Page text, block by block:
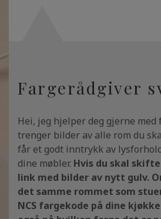
Fargerådgiver
Hei, jeg hjelper deg gjerne med
trenger bilder av alle rom du
får et godt inntrykk av
dine møbler. Hvis du skal
link med bilder av nytt gulv.
det samme rommet som
NCS fargekode på dine